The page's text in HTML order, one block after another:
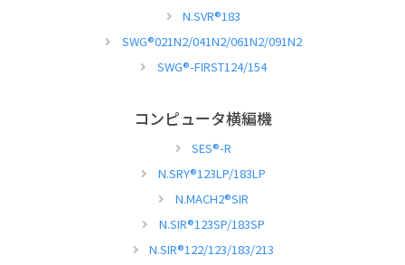
N.SVR®183
SWG®021N2/041N2/061N2/091N2
SWG®-FIRST124/154
コンピュータ横編機
SES®-R
N.SRY®123LP/183LP
N.MACH2®SIR
N.SIR®123SP/183SP
N.SIR®122/123/183/213